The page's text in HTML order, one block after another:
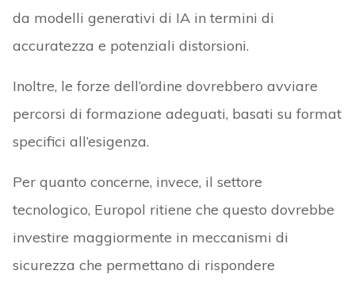
da modelli generativi di IA in termini di
accuratezza e potenziali distorsioni.
Inoltre, le forze dell’ordine dovrebbero avviare
percorsi di formazione adeguati, basati su format
specifici all’esigenza.
Per quanto concerne, invece, il settore
tecnologico, Europol ritiene che questo dovrebbe
investire maggiormente in meccanismi di
sicurezza che permettano di rispondere